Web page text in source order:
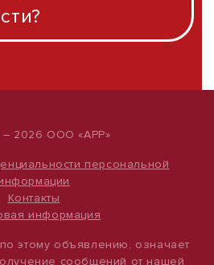
– 2026 ООО «АРР»
персональной
Контакты
информация
этому объявлению, означает
сообщений от нашей